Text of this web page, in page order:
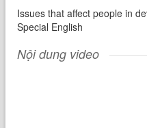
Issues that affect people in
Special English
Nội dung video